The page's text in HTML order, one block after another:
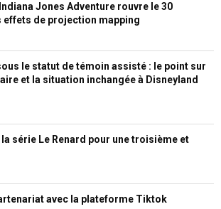
Jones Adventure rouvre le 30
effets de projection mapping
le statut de témoin assisté : le point sur
et la situation inchangée à Disneyland
série Le Renard pour une troisième et
avec la plateforme Tiktok